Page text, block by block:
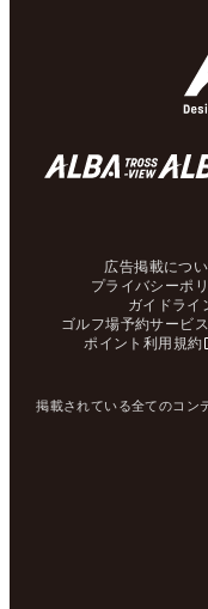
広告掲載につ
プライバシーポ
ガイドライ
ゴルフ場予約サービ
ポイント利用規約
掲載されている全てのコン